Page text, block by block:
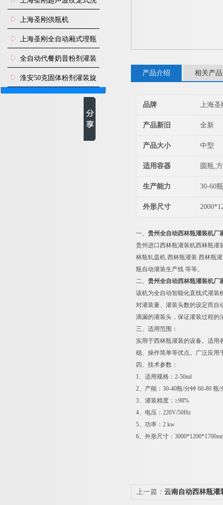
瓶机
上海圣刚供瓶机
上海圣刚全自动厢式理瓶
机
全自动代餐奶昔粉剂灌装
生产线
淮安50克固体粉剂灌装旋
盖机
产品介绍 相关产品
品牌 上海圣
产品新旧 全新
产品大小 中型
适用容器 圆瓶,
生产能力 30-60
外形尺寸
一、 贵州全自动西林瓶灌装机厂
贵州进口西林瓶灌装机西林瓶灌
林瓶轧盖机 西林瓶灌装 西林瓶
瓶自动灌装生产线 等等。
二、 贵州全自动西林瓶灌装机厂
该机为全自动智能化直线式灌装
对灌装量、灌装头数的设定而自
滴漏的灌装头，保证灌装过程的
三、适用范围：
实用于西林瓶灌装的设备。适用
稳、操作简单等优点。广泛应用
四、技术参数：
1、适用规格：2-50ml
2、产能：30-40瓶/分钟 60-80 瓶/
3、灌装精度：≥98%
4、电压：220V/50Hz
5、功率：2 kw
6、外形尺寸：
上一篇： 云南自动西林瓶灌